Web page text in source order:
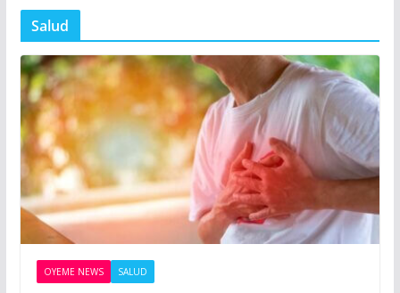
Salud
OYEME NEWS SALUD